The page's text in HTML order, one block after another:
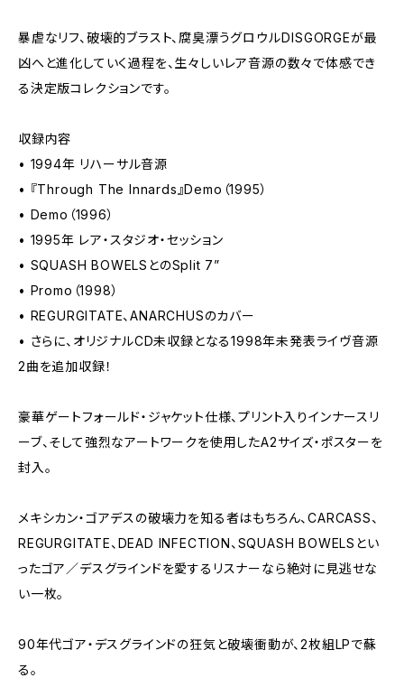
暴虐なリフ、破壊的ブラスト、腐臭漂うグロウル――DISGORGEが最
凶へと進化していく過程を、生々しいレア音源の数々で体感でき
る決定版コレクションです。
収録内容
• 1994年 リハーサル音源
• 『Through The Innards』Demo（1995）
• Demo（1996）
• 1995年 レア・スタジオ・セッション
• SQUASH BOWELSとのSplit 7”
• Promo（1998）
• REGURGITATE、ANARCHUSのカバー
• さらに、オリジナルCD未収録となる1998年未発表ライヴ音源
2曲を追加収録！
豪華ゲートフォールド・ジャケット仕様、プリント入りインナースリ
ーブ、そして強烈なアートワークを使用したA2サイズ・ポスターを
封入。
メキシカン・ゴアデスの破壊力を知る者はもちろん、CARCASS、
REGURGITATE、DEAD INFECTION、SQUASH BOWELSとい
ったゴア／デスグラインドを愛するリスナーなら絶対に見逃せな
い一枚。
90年代ゴア・デスグラインドの狂気と破壊衝動が、2枚組LPで蘇
る。